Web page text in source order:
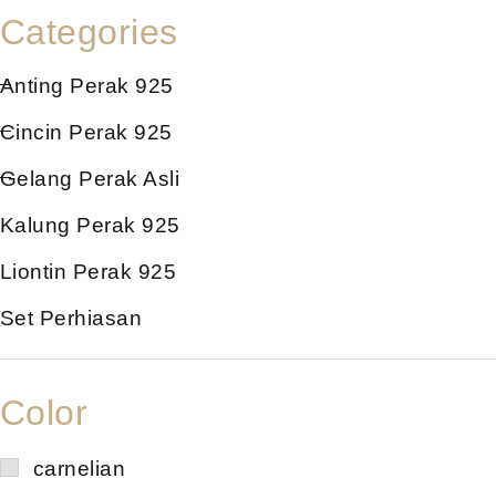
Categories
Anting Perak 925
Cincin Perak 925
Gelang Perak Asli
Kalung Perak 925
Liontin Perak 925
Set Perhiasan
Color
carnelian